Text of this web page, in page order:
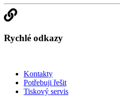
Rychlé odkazy
Kontakty
Potřebuji řešit
Tiskový servis